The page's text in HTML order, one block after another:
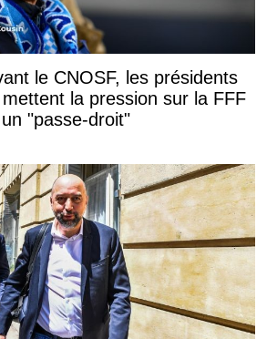
le CNOSF, les présidents
la pression sur la FFF
"passe-droit"